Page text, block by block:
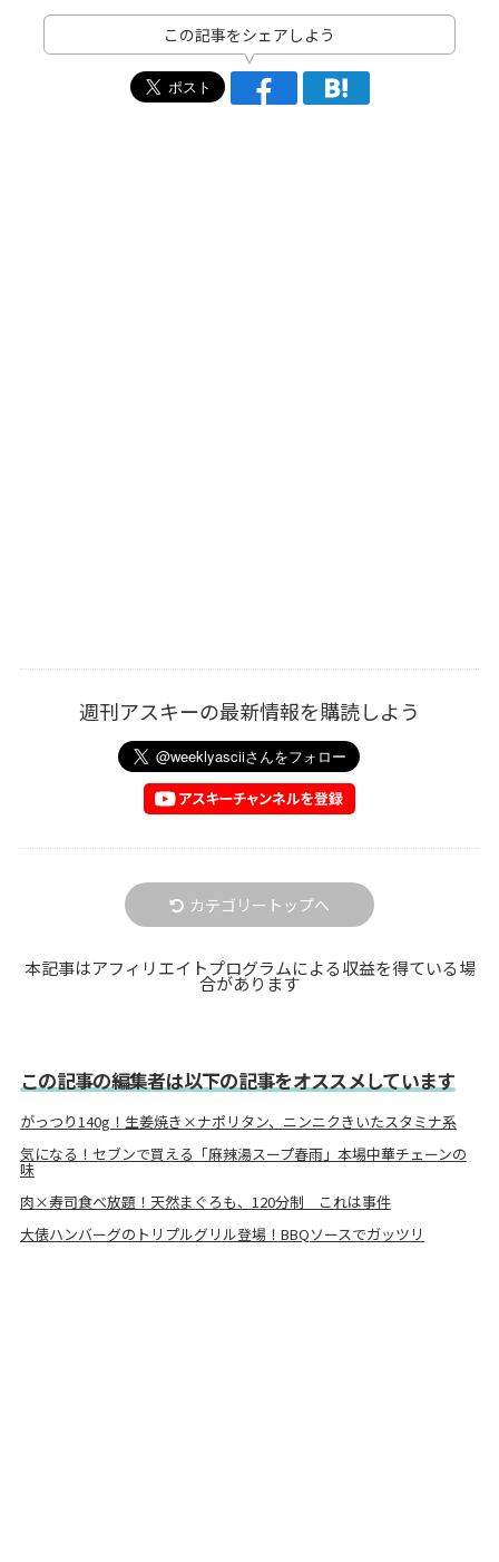
この記事をシェアしよう
週刊アスキーの最新情報を購読しよう
カテゴリートップへ
本記事はアフィリエイトプログラムによる収益を得ている場
合があります
この記事の編集者は以下の記事をオススメしています
がっつり140g！生姜焼き×ナポリタン、ニンニクきいたスタミナ系
気になる！セブンで買える「麻辣湯スープ春雨」本場中華チェーンの
味
肉×寿司食べ放題！天然まぐろも、120分制 これは事件
大俵ハンバーグのトリプルグリル登場！BBQソースでガッツリ